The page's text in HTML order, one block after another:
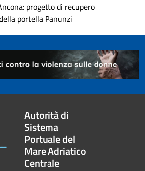
progetto di recupero
portella Panunzi
Autorità di
Sistema
Portuale del
Mare Adriatico
Centrale